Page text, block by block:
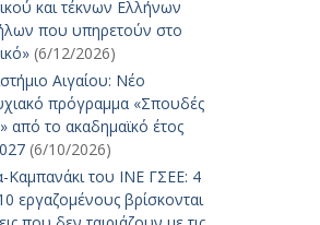
και τέκνων Ελλήνων
που υπηρετούν στο
(6/12/2026)
Αιγαίου: Νέο
πρόγραμμα «Σπουδές
από το ακαδημαϊκό έτος
(6/10/2026)
Καμπανάκι του ΙΝΕ ΓΣΕΕ: 4
εργαζομένους βρίσκονται